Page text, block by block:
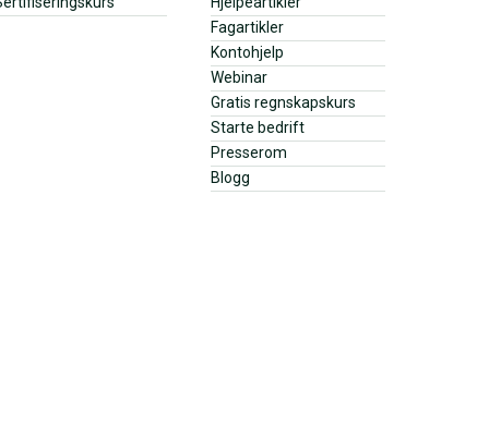
Fagartikler
Kontohjelp
Webinar
Gratis regnskapskurs
Starte bedrift
Presserom
Blogg